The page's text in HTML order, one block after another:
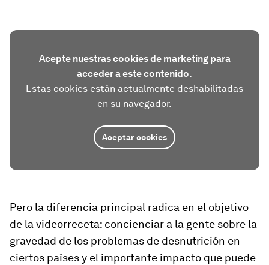
Acepte nuestras cookies de marketing para
acceder a este contenido.
Estas cookies están actualmente deshabilitadas
en su navegador.
Aceptar cookies
Pero la diferencia principal radica en el objetivo
de la videorreceta: concienciar a la gente sobre la
gravedad de los problemas de desnutrición en
ciertos países y el importante impacto que puede